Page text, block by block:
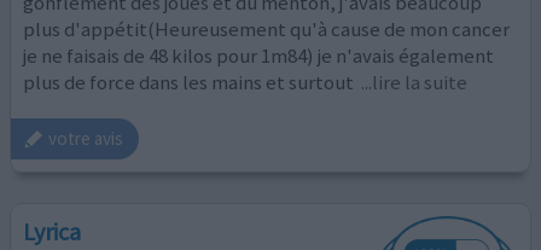
plus d'appétit(Heureusement qu'à cause de mon cancer
je ne faisais de 48 kilos pour 1m84) je n'avais également
plus de force dans les mains et surtout ...lire la suite
votre avis
Lyrica